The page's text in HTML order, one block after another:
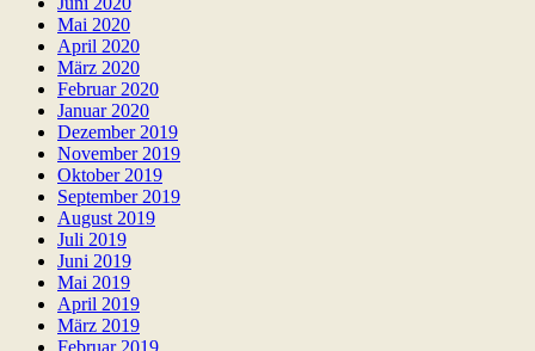
Mai 2020
April 2020
März 2020
Februar 2020
Januar 2020
Dezember 2019
November 2019
Oktober 2019
September 2019
August 2019
Juli 2019
Juni 2019
Mai 2019
April 2019
März 2019
Februar 2019